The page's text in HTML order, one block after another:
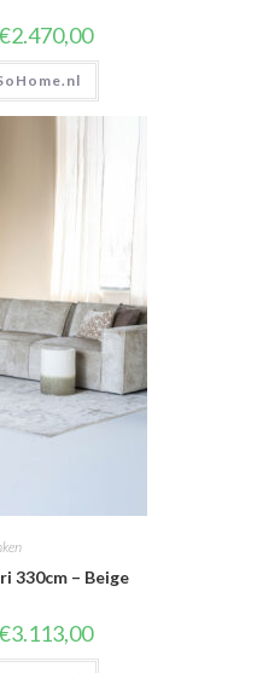
prijs2.470,00Huidige
prijs
is:
330cm – Beige
prijs3.113,00Huidige
prijs
is: